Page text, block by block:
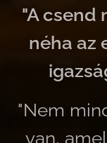
"A csend
néha az
"Nem
van,